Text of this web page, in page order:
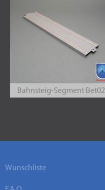
Bahnsteig-Segment Bet02
Wunschliste